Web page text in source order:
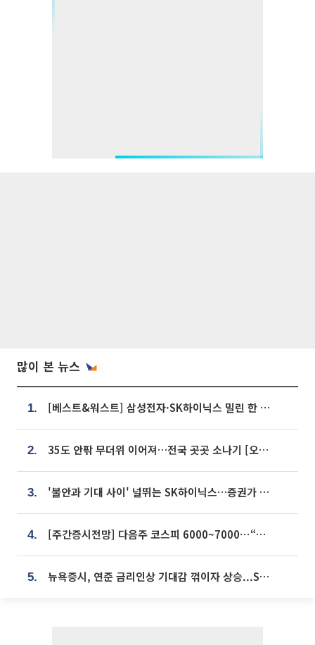
많이 본 뉴스
1. [베스트&워스트] 삼성전자·SK하이닉스 밀린 한 주…상상인증권은 85% 급등
2. 35도 안팎 무더위 이어져…전국 곳곳 소나기 [오늘 날씨]
3. '불안과 기대 사이' 널뛰는 SK하이닉스…증권가 "HBM4·LTA 기반 펀터멘털 견고"
4. [주간증시전망] 다음주 코스피 6000~7000⋯“外人 수급은 정책이 변수”
5. 뉴욕증시, 연준 금리인상 기대감 꺾이자 상승...S&P500 사상 최고치 [종합]